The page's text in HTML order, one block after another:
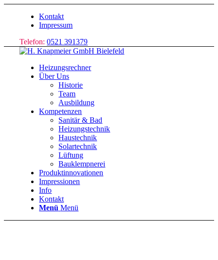
Kontakt
Impressum
Telefon:0521 391379
Heizungsrechner
Über Uns
Historie
Team
Ausbildung
Kompetenzen
Sanitär & Bad
Heizungstechnik
Haustechnik
Solartechnik
Lüftung
Bauklempnerei
Produktinnovationen
Impressionen
Info
Kontakt
Menü Menü